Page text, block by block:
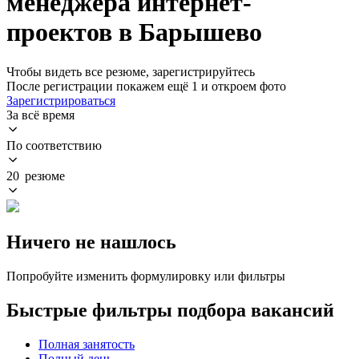
проектов в Барышево
Чтобы видеть все резюме, зарегистрируйтесь
После регистрации покажем ещё 1 и откроем фото
Зарегистрироваться
За всё время
По соответствию
20 резюме
Ничего не нашлось
Попробуйте изменить формулировку или фильтры
Быстрые фильтры подбора вакансий
Полная занятость